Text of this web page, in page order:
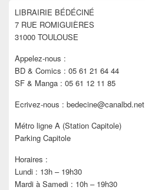
barre
latérale
LIBRAIRIE BÉDÉCINÉ
7 RUE ROMIGUIÈRES
31000 TOULOUSE
Appelez-nous :
BD & Comics : 05 61 21 64 44
SF & Manga : 05 61 12 11 85
Ecrivez-nous : bedecine@canalbd.net
Métro ligne A (Station Capitole)
Parking Capitole
Horaires :
Lundi : 13h – 19h30
Mardi à Samedi : 10h – 19h30